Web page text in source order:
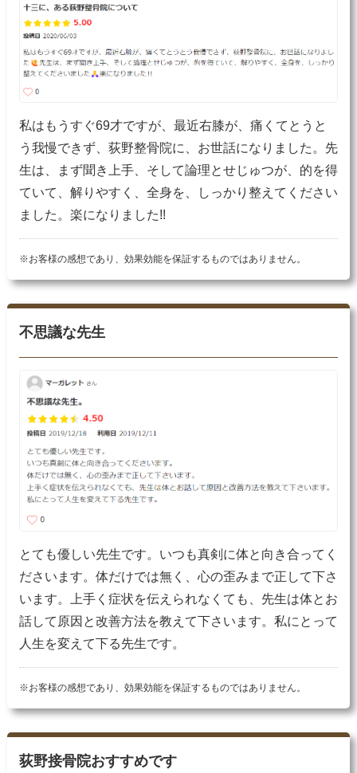
私はもうすぐ69才ですが、最近右膝が、痛くてとうと
う我慢できず、荻野整骨院に、お世話になりました。先
生は、まず聞き上手、そして論理とせじゅつが、的を得
ていて、解りやすく、全身を、しっかり整えてください
ました。楽になりました!!
※お客様の感想であり、効果効能を保証するものではありません。
不思議な先生
とても優しい先生です。いつも真剣に体と向き合ってく
ださいます。体だけでは無く、心の歪みまで正して下さ
います。上手く症状を伝えられなくても、先生は体とお
話して原因と改善方法を教えて下さいます。私にとって
人生を変えて下る先生です。
※お客様の感想であり、効果効能を保証するものではありません。
荻野接骨院おすすめです